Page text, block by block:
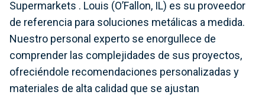
Supermarkets . Louis (O’Fallon, IL) es su proveedor
de referencia para soluciones metálicas a medida.
Nuestro personal experto se enorgullece de
comprender las complejidades de sus proyectos,
ofreciéndole recomendaciones personalizadas y
materiales de alta calidad que se ajustan